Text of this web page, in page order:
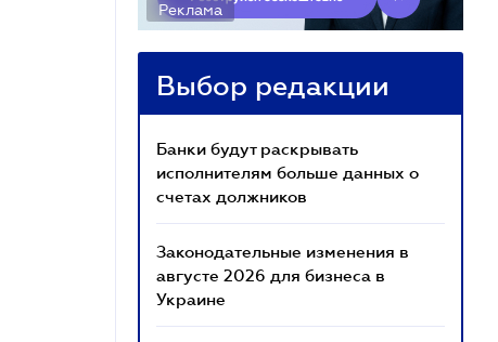
Реклама
Выбор редакции
Банки будут раскрывать
исполнителям больше данных о
счетах должников
Законодательные изменения в
августе 2026 для бизнеса в
Украине